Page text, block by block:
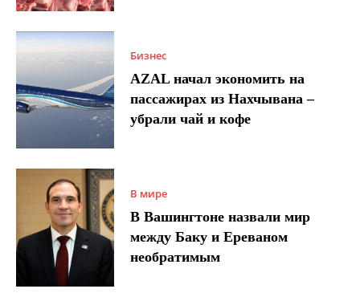
Бизнес
AZAL начал экономить на
пассажирах из Нахчывана –
убрали чай и кофе
В мире
В Вашингтоне назвали мир
между Баку и Ереваном
необратимым